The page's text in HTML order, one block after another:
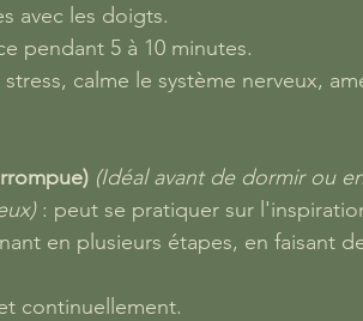
avec les doigts.
pendant 5 à 10 minutes.
calme le système nerveux,
(Idéal avant de dormir ou
: peut se pratiquer sur
en plusieurs étapes, en faisant
continuellement.